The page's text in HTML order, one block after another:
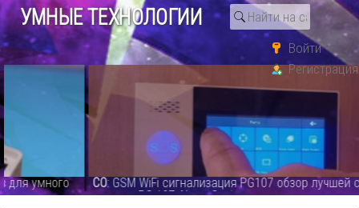
УМНЫЕ ТЕХНОЛОГИИ
Войти
Регистрация
СО: GSM WiFi сигнализация PG107 обзор лучшей системы на
сегодня.PG 107 Alarm System - видео
Поиск по тегу «новостное
шоу»
Видео каталог